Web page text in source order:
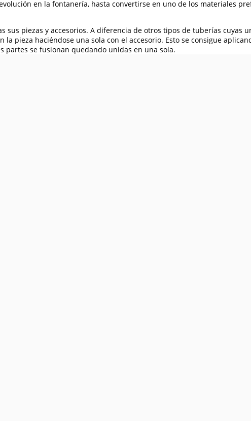
en la fontanería, hasta convertirse en uno de los materiales
piezas y accesorios. A diferencia de otros tipos de tuberías cuyas
pieza haciéndose una sola con el accesorio. Esto se consigue
partes se fusionan quedando unidas en una sola.